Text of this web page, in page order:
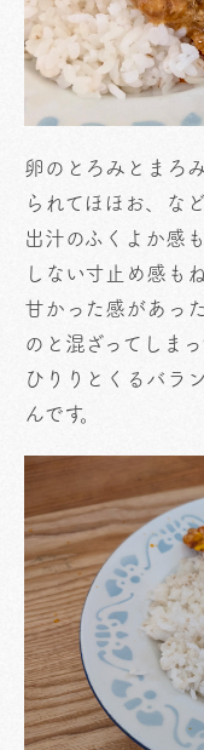
卵のとろみとまろ
られてほほお、な
出汁のふくよか感
しない寸止め感も
甘かった感があっ
のと混ざってしま
ひりりとくるバラ
んです。